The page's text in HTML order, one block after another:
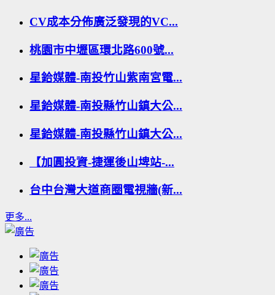
CV成本分佈廣泛發現的VC...
桃園市中壢區環北路600號...
星鉿媒體-南投竹山紫南宮電...
星鉿媒體-南投縣竹山鎮大公...
星鉿媒體-南投縣竹山鎮大公...
【加圓投資-捷運後山埤站-...
台中台灣大道商圈電視牆(新...
更多...